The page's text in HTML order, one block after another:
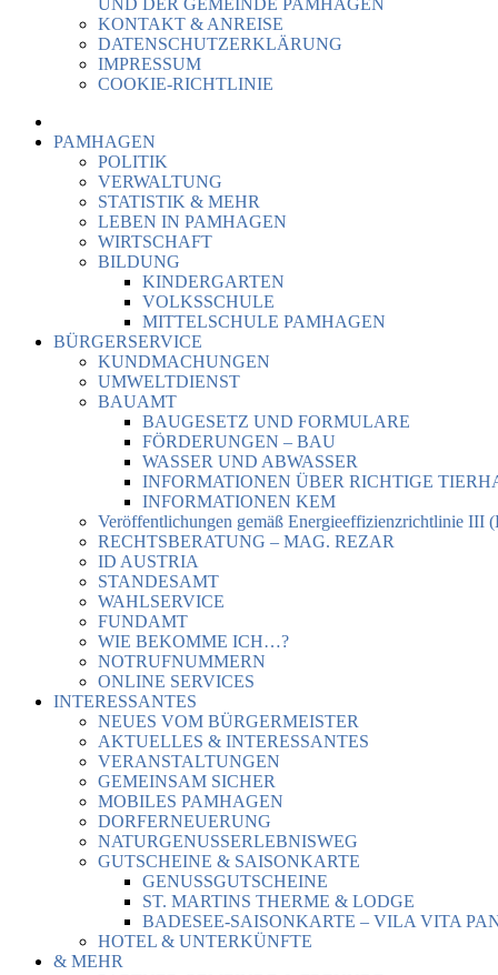
UND DER GEMEINDE PAMHAGEN
KONTAKT & ANREISE
DATENSCHUTZERKLÄRUNG
IMPRESSUM
COOKIE-RICHTLINIE
PAMHAGEN
POLITIK
VERWALTUNG
STATISTIK & MEHR
LEBEN IN PAMHAGEN
WIRTSCHAFT
BILDUNG
KINDERGARTEN
VOLKSSCHULE
MITTELSCHULE PAMHAGEN
BÜRGERSERVICE
KUNDMACHUNGEN
UMWELTDIENST
BAUAMT
BAUGESETZ UND FORMULARE
FÖRDERUNGEN – BAU
WASSER UND ABWASSER
INFORMATIONEN ÜBER RICHTIGE
INFORMATIONEN KEM
Veröffentlichungen gemäß Energieeffizienzrichtlinie III
RECHTSBERATUNG – MAG. REZAR
ID AUSTRIA
STANDESAMT
WAHLSERVICE
FUNDAMT
WIE BEKOMME ICH…?
NOTRUFNUMMERN
ONLINE SERVICES
INTERESSANTES
NEUES VOM BÜRGERMEISTER
AKTUELLES & INTERESSANTES
VERANSTALTUNGEN
GEMEINSAM SICHER
MOBILES PAMHAGEN
DORFERNEUERUNG
NATURGENUSSERLEBNISWEG
GUTSCHEINE & SAISONKARTE
GENUSSGUTSCHEINE
ST. MARTINS THERME & LODGE
BADESEE-SAISONKARTE – VILA VITA
HOTEL & UNTERKÜNFTE
& MEHR